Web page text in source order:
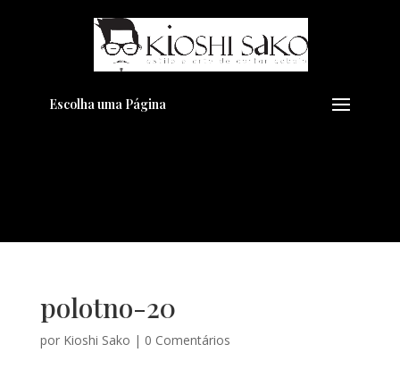
Escolha uma Página
polotno-20
por Kioshi Sako | 0 Comentários
Pensando em transformar seu
Visual??